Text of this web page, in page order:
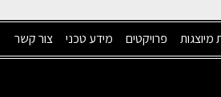
מיוצגות פרויקטים מידע טכני צור קשר